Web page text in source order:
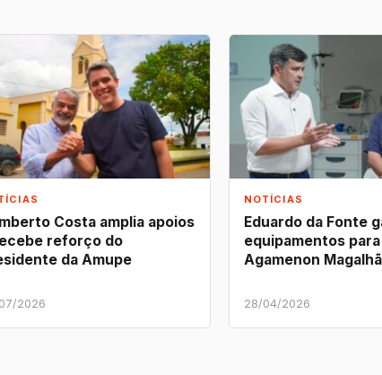
Costa amplia apoios
reforço do
da Amupe
2026
NOTÍCIAS
Eduardo da Fonte
equipamentos
Agamenon
28/04/2026